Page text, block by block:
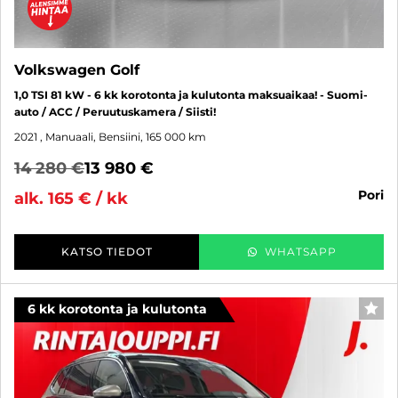
Volkswagen Golf
1,0 TSI 81 kW - 6 kk korotonta ja kulutonta maksuaikaa! - Suomi-
auto / ACC / Peruutuskamera / Siisti!
2021 , Manuaali, Bensiini, 165 000 km
14 280 €13 980 €
alk. 165 € / kk
pori
KATSO TIEDOT WHATSAPP
6 kk korotonta ja kulutonta